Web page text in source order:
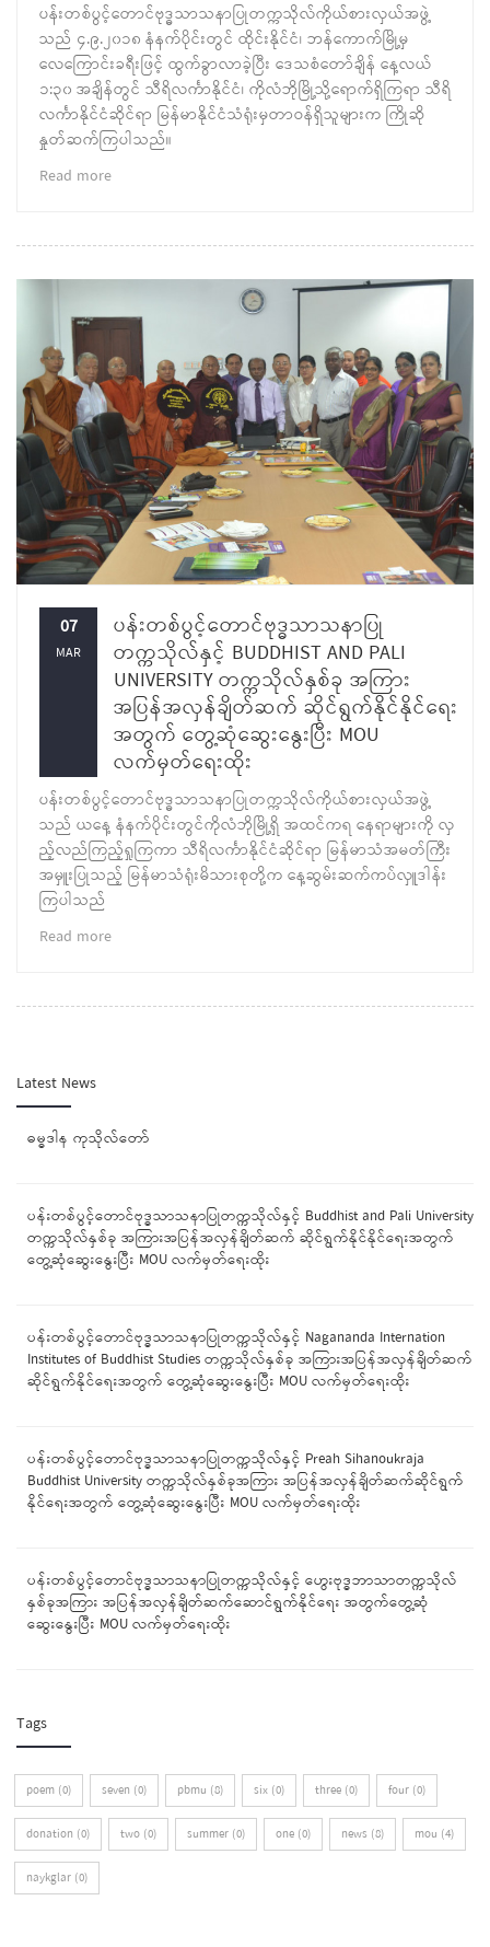
ပန်းတစ်ပွင့်တောင်ဗုဒ္ဓသာသနာပြုတက္ကသိုလ်ကိုယ်စားလှယ်အဖွဲ့
သည် ၄.၉.၂၀၁၈ နံနက်ပိုင်းတွင် ထိုင်းနိုင်ငံ၊ ဘန်ကောက်မြို့မှ
လေကြောင်းခရီးဖြင့် ထွက်ခွာလာခဲ့ပြီး ဒေသစံတော်ချိန် နေ့လယ်
၁:၃၀ အချိန်တွင် သီရိလင်္ကာနိုင်ငံ၊ ကိုလံဘိုမြို့သို့ရောက်ရှိကြရာ သီရိ
လင်္ကာနိုင်ငံဆိုင်ရာ မြန်မာနိုင်ငံသံရုံးမှတာဝန်ရှိသူများက ကြိုဆို
နှုတ်ဆက်ကြပါသည်။
Read more
07
MAR
ပန်းတစ်ပွင့်တောင်ဗုဒ္ဓသာသနာပြု
တက္ကသိုလ်နှင့် BUDDHIST AND PALI
UNIVERSITY တက္ကသိုလ်နှစ်ခု အကြား
အပြန်အလှန်ချိတ်ဆက် ဆိုင်ရွက်နိုင်နိုင်ရေး
အတွက် တွေ့ဆုံဆွေးနွေးပြီး MOU
လက်မှတ်ရေးထိုး
ပန်းတစ်ပွင့်တောင်ဗုဒ္ဓသာသနာပြုတက္ကသိုလ်ကိုယ်စားလှယ်အဖွဲ့
သည် ယနေ့ နံနက်ပိုင်းတွင်ကိုလံဘိုမြို့ရှိ အထင်ကရ နေရာများကို လှ
ည့်လည်ကြည့်ရှုကြကာ သီရိလင်္ကာနိုင်ငံဆိုင်ရာ မြန်မာသံအမတ်ကြီး
အမှူးပြုသည့် မြန်မာသံရုံးမိသားစုတို့က နေ့ဆွမ်းဆက်ကပ်လှူဒါန်း
ကြပါသည်
Read more
Latest News
ဓမ္ဓဒါန ကုသိုလ်တော်
ပန်းတစ်ပွင့်တောင်ဗုဒ္ဓသာသနာပြုတက္ကသိုလ်နှင့် Buddhist and Pali University
တက္ကသိုလ်နှစ်ခု အကြားအပြန်အလှန်ချိတ်ဆက် ဆိုင်ရွက်နိုင်နိုင်ရေးအတွက်
တွေ့ဆုံဆွေးနွေးပြီး MOU လက်မှတ်ရေးထိုး
ပန်းတစ်ပွင့်တောင်ဗုဒ္ဓသာသနာပြုတက္ကသိုလ်နှင့် Nagananda Internation
Institutes of Buddhist Studies တက္ကသိုလ်နှစ်ခု အကြားအပြန်အလှန်ချိတ်ဆက်
ဆိုင်ရွက်နိုင်ရေးအတွက် တွေ့ဆုံဆွေးနွေးပြီး MOU လက်မှတ်ရေးထိုး
ပန်းတစ်ပွင့်တောင်ဗုဒ္ဓသာသနာပြုတက္ကသိုလ်နှင့် Preah Sihanoukraja
Buddhist University တက္ကသိုလ်နှစ်ခုအကြား အပြန်အလှန်ချိတ်ဆက်ဆိုင်ရွက်
နိုင်ရေးအတွက် တွေ့ဆုံဆွေးနွေးပြီး MOU လက်မှတ်ရေးထိုး
ပန်းတစ်ပွင့်တောင်ဗုဒ္ဓသာသနာပြုတက္ကသိုလ်နှင့် ဟွေးဗုဒ္ဓဘာသာတက္ကသိုလ်
နှစ်ခုအကြား အပြန်အလှန်ချိတ်ဆက်ဆောင်ရွက်နိုင်ရေး အတွက်တွေ့ဆုံ
ဆွေးနွေးပြီး MOU လက်မှတ်ရေးထိုး
Tags
poem (0) seven (0) pbmu (8) six (0) three (0) four (0)
donation (0) two (0) summer (0) one (0) news (8) mou (4)
naykglar (0)